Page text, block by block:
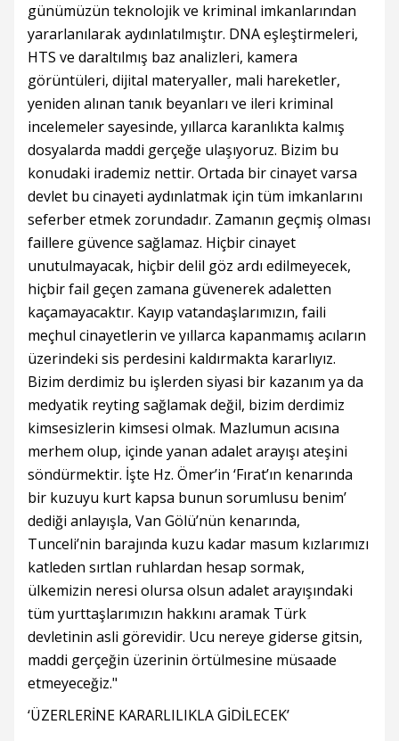
günümüzün teknolojik ve kriminal imkanlarından
yararlanılarak aydınlatılmıştır. DNA eşleştirmeleri,
HTS ve daraltılmış baz analizleri, kamera
görüntüleri, dijital materyaller, mali hareketler,
yeniden alınan tanık beyanları ve ileri kriminal
incelemeler sayesinde, yıllarca karanlıkta kalmış
dosyalarda maddi gerçeğe ulaşıyoruz. Bizim bu
konudaki irademiz nettir. Ortada bir cinayet varsa
devlet bu cinayeti aydınlatmak için tüm imkanlarını
seferber etmek zorundadır. Zamanın geçmiş olması
faillere güvence sağlamaz. Hiçbir cinayet
unutulmayacak, hiçbir delil göz ardı edilmeyecek,
hiçbir fail geçen zamana güvenerek adaletten
kaçamayacaktır. Kayıp vatandaşlarımızın, faili
meçhul cinayetlerin ve yıllarca kapanmamış acıların
üzerindeki sis perdesini kaldırmakta kararlıyız.
Bizim derdimiz bu işlerden siyasi bir kazanım ya da
medyatik reyting sağlamak değil, bizim derdimiz
kimsesizlerin kimsesi olmak. Mazlumun acısına
merhem olup, içinde yanan adalet arayışı ateşini
söndürmektir. İşte Hz. Ömer’in ‘Fırat’ın kenarında
bir kuzuyu kurt kapsa bunun sorumlusu benim’
dediği anlayışla, Van Gölü’nün kenarında,
Tunceli’nin barajında kuzu kadar masum kızlarımızı
katleden sırtlan ruhlardan hesap sormak,
ülkemizin neresi olursa olsun adalet arayışındaki
tüm yurttaşlarımızın hakkını aramak Türk
devletinin asli görevidir. Ucu nereye giderse gitsin,
maddi gerçeğin üzerinin örtülmesine müsaade
etmeyeceğiz."
‘ÜZERLERİNE KARARLILIKLA GİDİLECEK’